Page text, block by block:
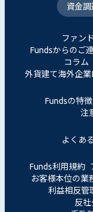
資金
ファン
Fundsからのご
コラム
外貨建て海外企
Fundsの特徴
注
よくあ
Funds利用規約
お客様本位の業
利益相反管
反